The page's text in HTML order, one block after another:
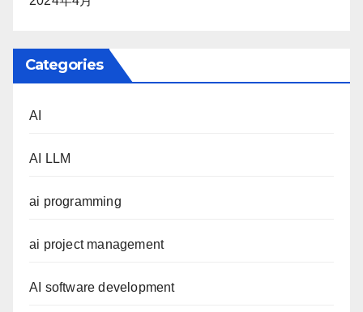
Categories
AI
AI LLM
ai programming
ai project management
AI software development